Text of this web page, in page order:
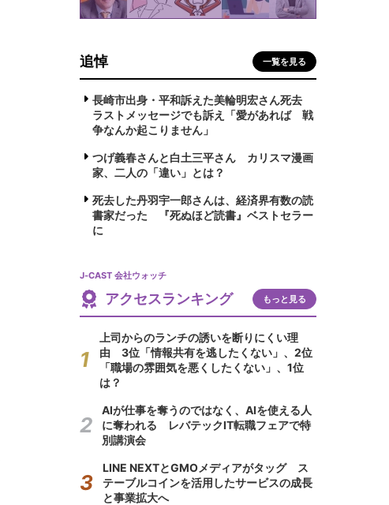
追悼 一覧を見る
長崎市出身・平和訴えた美輪明宏さん死去
ラストメッセージでも訴え「愛があれば 戦
争なんか起こりません」
つげ義春さんと白土三平さん カリスマ漫画
家、二人の「違い」とは？
死去した丹羽宇一郎さんは、経済界有数の読
書家だった 『死ぬほど読書』ベストセラー
に
J-CAST 会社ウォッチ
アクセスランキング もっと見る
上司からのランチの誘いを断りにくい理
由 3位「情報共有を逃したくない」、2位
「職場の雰囲気を悪くしたくない」、1位
は？
AIが仕事を奪うのではなく、AIを使える人
に奪われる レバテックIT転職フェアで特
別講演会
LINE NEXTとGMOメディアがタッグ ス
テーブルコインを活用したサービスの成長
と事業拡大へ